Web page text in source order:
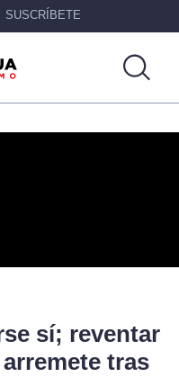
SUSCRÍBETE
sí; reventar
tras